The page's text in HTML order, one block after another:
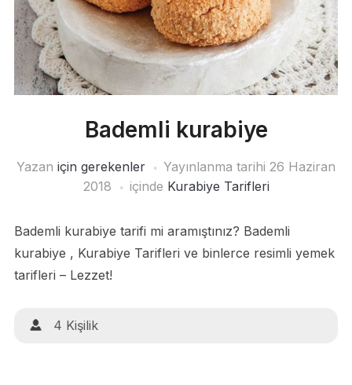
Bademli kurabiye
Yazan için gerekenler Yayınlanma tarihi 26 Haziran
2018
içinde Kurabiye Tarifleri
Bademli kurabiye tarifi mi aramıştınız? Bademli
kurabiye , Kurabiye Tarifleri ve binlerce resimli yemek
tarifleri – Lezzet!
4 Kişilik